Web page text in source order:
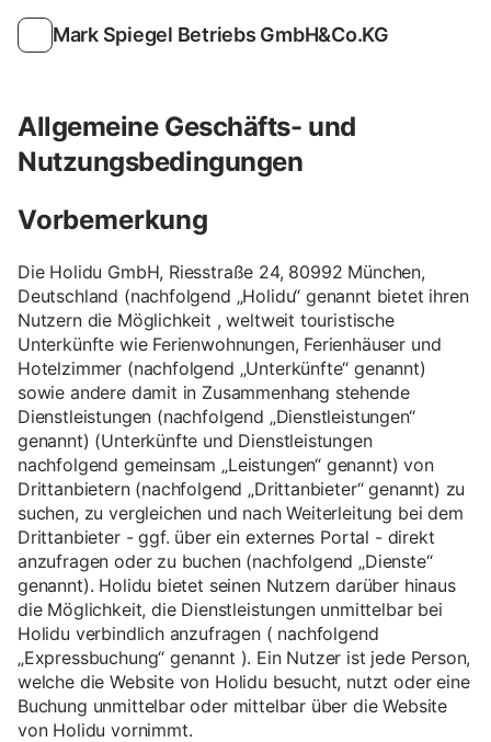
Mark Spiegel Betriebs GmbH&Co.KG
Allgemeine Geschäfts- und
Nutzungsbedingungen
Vorbemerkung
Die Holidu GmbH, Riesstraße 24, 80992 München,
Deutschland (nachfolgend „Holidu“ genannt bietet ihren
Nutzern die Möglichkeit , weltweit touristische
Unterkünfte wie Ferienwohnungen, Ferienhäuser und
Hotelzimmer (nachfolgend „Unterkünfte“ genannt)
sowie andere damit in Zusammenhang stehende
Dienstleistungen (nachfolgend „Dienstleistungen“
genannt) (Unterkünfte und Dienstleistungen
nachfolgend gemeinsam „Leistungen“ genannt) von
Drittanbietern (nachfolgend „Drittanbieter“ genannt) zu
suchen, zu vergleichen und nach Weiterleitung bei dem
Drittanbieter - ggf. über ein externes Portal - direkt
anzufragen oder zu buchen (nachfolgend „Dienste“
genannt). Holidu bietet seinen Nutzern darüber hinaus
die Möglichkeit, die Dienstleistungen unmittelbar bei
Holidu verbindlich anzufragen ( nachfolgend
„Expressbuchung“ genannt ). Ein Nutzer ist jede Person,
welche die Website von Holidu besucht, nutzt oder eine
Buchung unmittelbar oder mittelbar über die Website
von Holidu vornimmt.